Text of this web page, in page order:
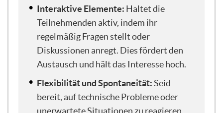
Fokus auf Nachhaltigkeit, auf komplexe
Zukunftsthemen und seit spätestens 2020
auch ganz viel digital natürlich.
Vorhin im Vorgespräch habe ich mich
schon kurz dazu ausgetauscht, dass ich
diese Art von Webinaren vor 4, 5 Jahren
sehr, sehr oft gegeben habe und jetzt
schon eine ganze Weile nicht mehr zum
Interaktive Elemente: Haltet die
Teilnehmenden aktiv, indem ihr
regelmäßig Fragen stellt oder
Diskussionen anregt. Dies fördert den
Austausch und hält das Interesse hoch.
Flexibilität und Spontaneität:Seid
bereit, auf technische Probleme oder
unerwartete Situationen zu reagieren.